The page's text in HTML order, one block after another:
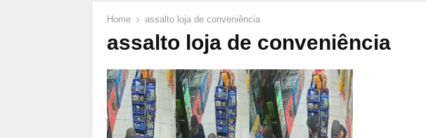
Home assalto loja de conveniência
assalto loja de conveniência